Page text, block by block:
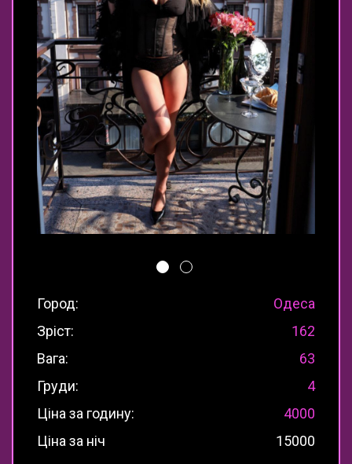
Город:
Одеса
Зріст:
162
Вага:
63
Груди:
4
Ціна за годину:
4000
Ціна за ніч
15000